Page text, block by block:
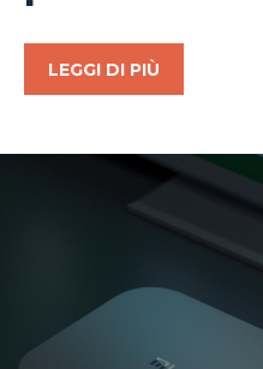
LEGGI DI PIÙ